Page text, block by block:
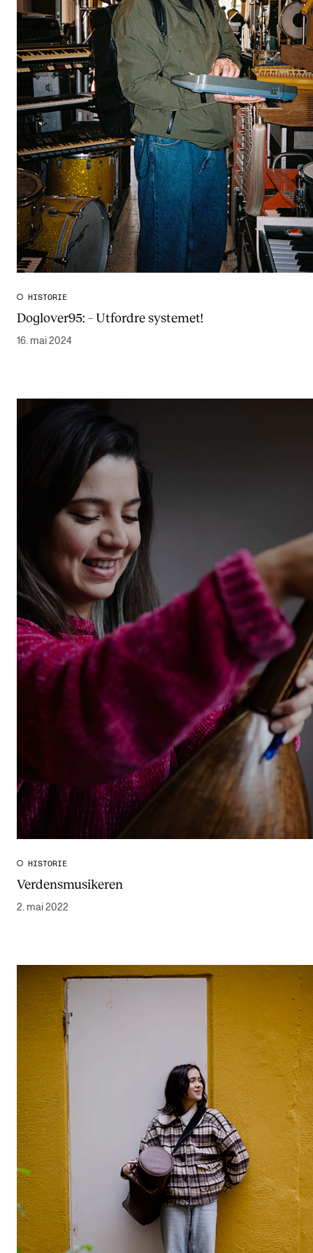
CREMAH
NordART
Prosjekter
Publikasjoner
INTERNASJONALT
Utveksling
Internasjonal strategi
Samarbeidsprosjekter
Nettverk
IN.TUNE
Om Norges musikkhøgskole
Finn ansatte
For ansatte og studenter
HISTORIE
Doglover95: – Utfordre systemet!
16. mai 2024
HISTORIE
Verdensmusikeren
2. mai 2022